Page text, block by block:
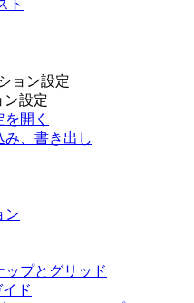
ト
ョン設定
ン設定
開く
み、書き出し
ン
ップとグリッド
ド